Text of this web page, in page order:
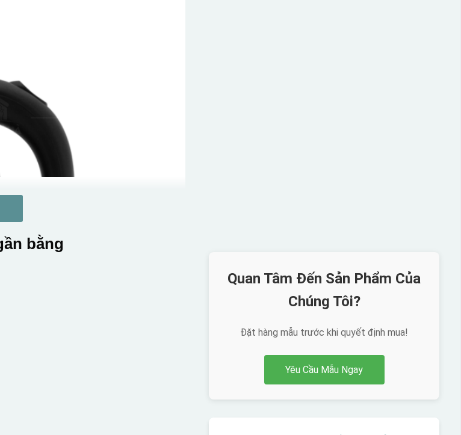
bằng
Quan Tâm Đến Sản Phẩm Của
Chúng Tôi?
Đặt hàng mẫu trước khi quyết định mua!
Yêu Cầu Mẫu Ngay